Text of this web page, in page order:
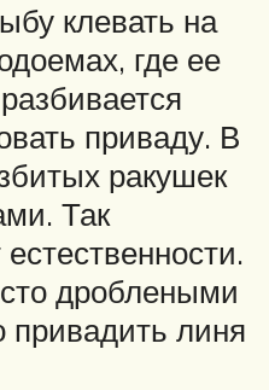
клевать на
где ее
приваду. В
ракушек
Так
дроблеными
линя